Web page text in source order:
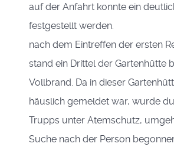
auf der Anfahrt konnte ein
festgestellt werden.
nach dem Eintreffen der ersten
stand ein Drittel der Gartenhütte
Vollbrand. Da in dieser
häuslich gemeldet war, wurde
Trupps unter Atemschutz,
Suche nach der Person